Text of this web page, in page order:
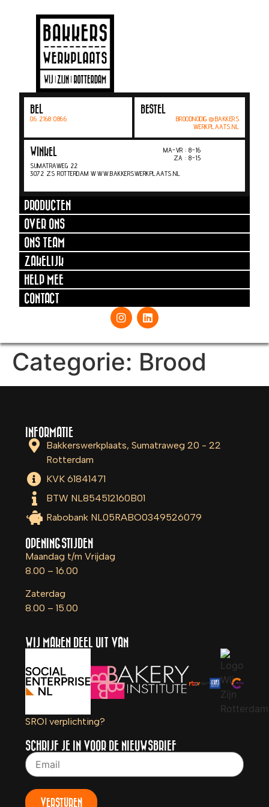
BEL
06 2168 0866
BESTEL
BROODNODIG @BAKKERS
WERKPLAATS.NL
WINKEL
MA-VR : 8-16
ZA : 8-15
SUMATRAWEG 22
3072 ZS ROTTERDAM WWW.BAKKERSWERKPLAATS.NL
PRODUCTEN
OVER ONS
ONS TEAM
ZAKELIJK
HELP MEE
CONTACT
Categorie: Brood
INFORMATIE
Bakkerswerkplaats, Sumatraweg 20 - 22
Rotterdam
KVK 61841471
BTW NL854512160B01
Rabobank NL05RABO0349526079
OPENINGSTIJDEN
Maandag t/m Vrijdag
8.00 – 16.00
Zaterdag
8.00 – 15.00
WIJ MAKEN DEEL UIT VAN
SROI verplichting?
SCHRIJF JE IN VOOR DE NIEUWSBRIEF
VERSTUREN